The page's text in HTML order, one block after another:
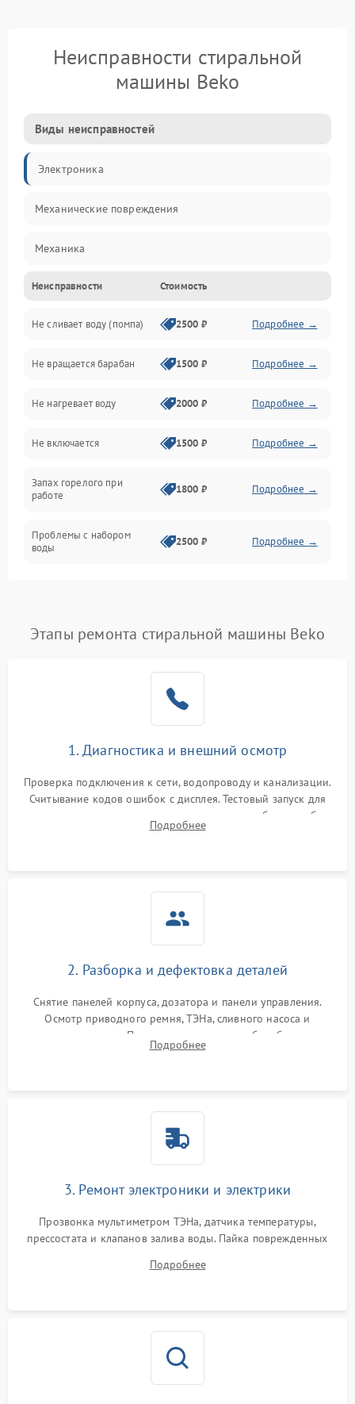
Неисправности стиральной
машины Beko
Виды неисправностей
Электроника
Механические повреждения
Механика
Электропитание
Водоснабжение
Слив
Программное обеспечение
Неисправности Стоимость
Не сливает воду (помпа) 2500 ₽ Подробнее →
Не вращается барабан 1500 ₽ Подробнее →
Не нагревает воду 2000 ₽ Подробнее →
Не включается 1500 ₽ Подробнее →
Запах горелого при
работе
1800 ₽ Подробнее →
Проблемы с набором
воды
2500 ₽ Подробнее →
Замена платы управления Подробнее →
Этапы ремонта стиральной машины Beko
1. Диагностика и внешний осмотр
Проверка подключения к сети, водопроводу и канализации.
Считывание кодов ошибок с дисплея. Тестовый запуск для
выявления посторонних шумов, протечек или сбоев в работе
электронного модуля управления.
Подробнее
2. Разборка и дефектовка деталей
Снятие панелей корпуса, дозатора и панели управления.
Осмотр приводного ремня, ТЭНа, сливного насоса и
амортизаторов. Проверка подшипников барабана и
крестовины на износ, а манжеты люка на разрывы.
Подробнее
3. Ремонт электроники и электрики
Прозвонка мультиметром ТЭНа, датчика температуры,
прессостата и клапанов залива воды. Пайка поврежденных
Восстановление целостности проводки и контактов.
Подробнее